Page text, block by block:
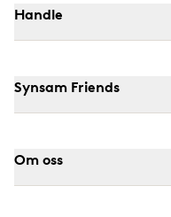
Handle
Synsam Friends
Om oss